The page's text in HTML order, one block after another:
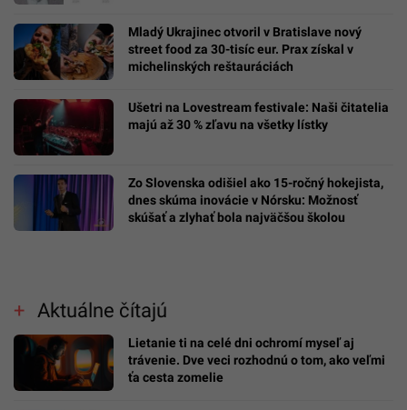
Mladý Ukrajinec otvoril v Bratislave nový
street food za 30-tisíc eur. Prax získal v
michelinských reštauráciách
Ušetri na Lovestream festivale: Naši čitatelia
majú až 30 % zľavu na všetky lístky
Zo Slovenska odišiel ako 15-ročný hokejista,
dnes skúma inovácie v Nórsku: Možnosť
skúšať a zlyhať bola najväčšou školou
Aktuálne čítajú
Lietanie ti na celé dni ochromí myseľ aj
trávenie. Dve veci rozhodnú o tom, ako veľmi
ťa cesta zomelie